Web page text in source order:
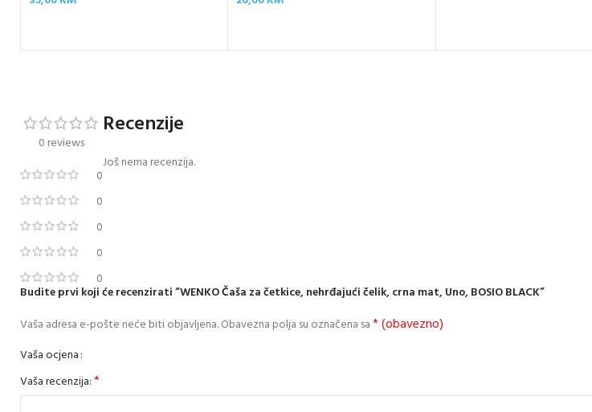
0 reviews
0
0
0
0
0
Recenzije
Još nema recenzija.
Budite prvi koji će recenzirati “WENKO Čaša za četkice, nehrđajući čelik, crna mat, Uno, BOSIO BLACK”
Vaša adresa e-pošte neće biti objavljena.Obavezna polja su označena sa* (obavezno)
Vaša ocjena
Vaša recenzija:*